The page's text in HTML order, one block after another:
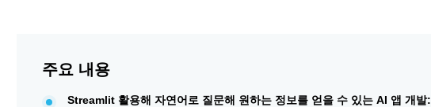
주요 내용
Streamlit 활용해 자연어로 질문해 원하는 정보를 얻을 수 있는 AI 앱 개발: